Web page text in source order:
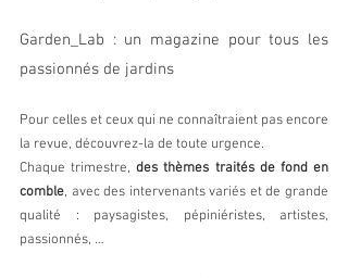
Garden_Lab : un magazine pour tous les
passionnés de jardins
Pour celles et ceux qui ne connaîtraient pas encore
la revue, découvrez-la de toute urgence.
Chaque trimestre, des thèmes traités de fond en
comble, avec des intervenants variés et de grande
qualité : paysagistes, pépiniéristes, artistes,
passionnés, …